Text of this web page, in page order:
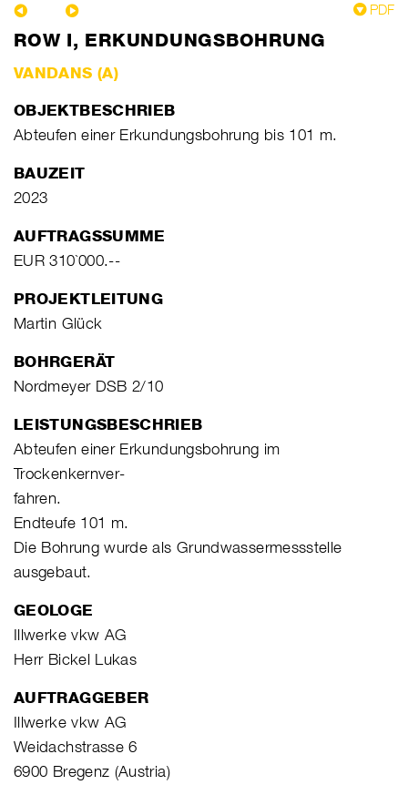
PDF
ROW I, ERKUNDUNGSBOHRUNG
VANDANS (A)
OBJEKTBESCHRIEB
Abteufen einer Erkundungsbohrung bis 101 m.
BAUZEIT
2023
AUFTRAGSSUMME
EUR 310`000.--
PROJEKTLEITUNG
Martin Glück
BOHRGERÄT
Nordmeyer DSB 2/10
LEISTUNGSBESCHRIEB
Abteufen einer Erkundungsbohrung im
Trockenkernver-
fahren.
Endteufe 101 m.
Die Bohrung wurde als Grundwassermessstelle
ausgebaut.
GEOLOGE
Illwerke vkw AG
Herr Bickel Lukas
AUFTRAGGEBER
Illwerke vkw AG
Weidachstrasse 6
6900 Bregenz (Austria)